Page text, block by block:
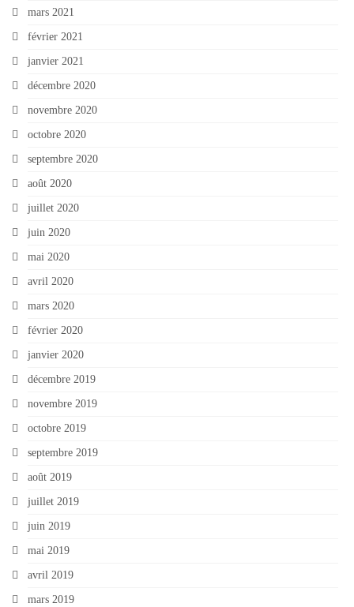
mars 2021
février 2021
janvier 2021
décembre 2020
novembre 2020
octobre 2020
septembre 2020
août 2020
juillet 2020
juin 2020
mai 2020
avril 2020
mars 2020
février 2020
janvier 2020
décembre 2019
novembre 2019
octobre 2019
septembre 2019
août 2019
juillet 2019
juin 2019
mai 2019
avril 2019
mars 2019